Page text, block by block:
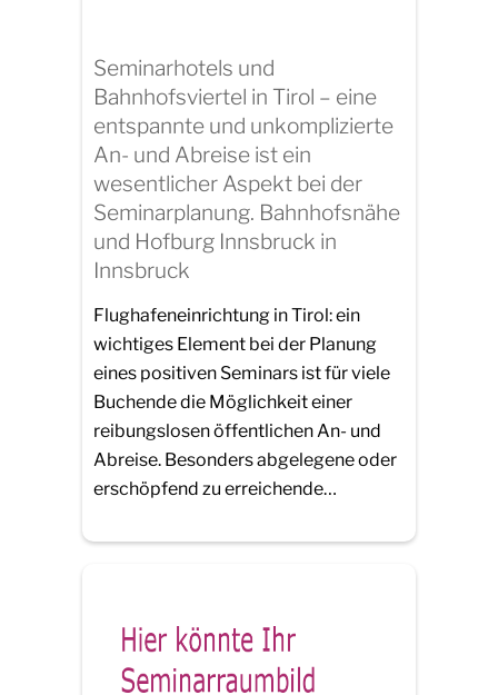
Seminarhotels und
Bahnhofsviertel in Tirol – eine
entspannte und unkomplizierte
An- und Abreise ist ein
wesentlicher Aspekt bei der
Seminarplanung. Bahnhofsnähe
und Hofburg Innsbruck in
Innsbruck
Flughafeneinrichtung in Tirol: ein
wichtiges Element bei der Planung
eines positiven Seminars ist für viele
Buchende die Möglichkeit einer
reibungslosen öffentlichen An- und
Abreise. Besonders abgelegene oder
erschöpfend zu erreichende…